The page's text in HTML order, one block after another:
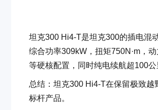
坦克300 Hi4-T是坦克300的插电混
综合功率309kW，扭矩750N·m，
等硬核配置，同时纯电续航超100
总结：坦克300 Hi4-T在保留极致
标杆产品。